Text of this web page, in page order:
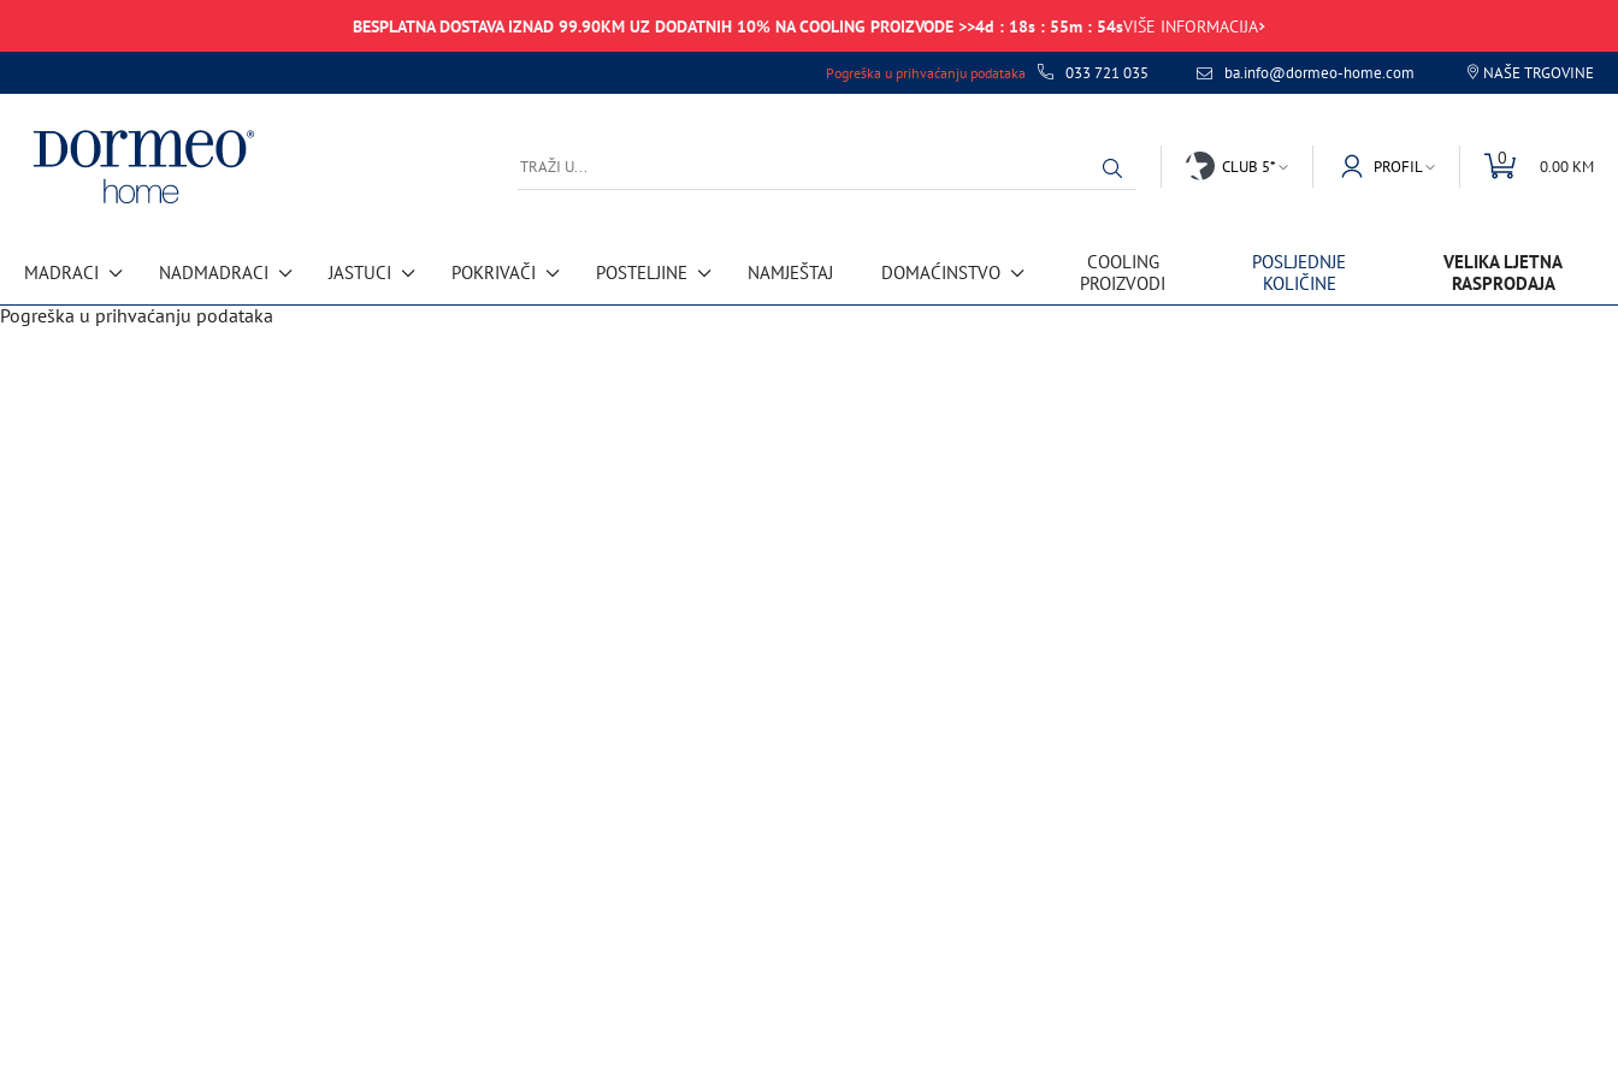
BESPLATNA DOSTAVA IZNAD 99.90KM UZ DODATNIH 10% NA COOLING PROIZVODE >>4d : 18s : 55m : 54sVIŠE INFORMACIJA
Pogreška u prihvaćanju podataka 033 721 035 ba.info@dormeo-home.com NAŠE TRGOVINE
CLUB 5* PROFIL 0 0.00 KM
MADRACI NADMADRACI JASTUCI POKRIVAČI POSTELJINE NAMJEŠTAJ DOMAĆINSTVO
COOLING
PROIZVODI
POSLJEDNJE
KOLIČINE
VELIKA LJETNA
RASPRODAJA
Pogreška u prihvaćanju podataka